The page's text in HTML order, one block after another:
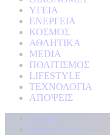
ΥΓΕΙΑ
ΕΝΕΡΓΕΙΑ
ΚΟΣΜΟΣ
ΑΘΛΗΤΙΚΑ
MEDIA
ΠΟΛΙΤΙΣΜΟΣ
LIFESTYLE
ΤΕΧΝΟΛΟΓΙΑ
ΑΠΟΨΕΙΣ
Αρχική
Kontra Live